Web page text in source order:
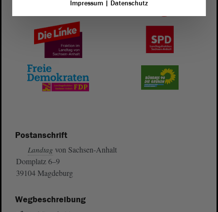
Postanschrift
Landtag von Sachsen-Anhalt
Domplatz 6–9
39104 Magdeburg
Wegbeschreibung
Impressum| Datenschutz